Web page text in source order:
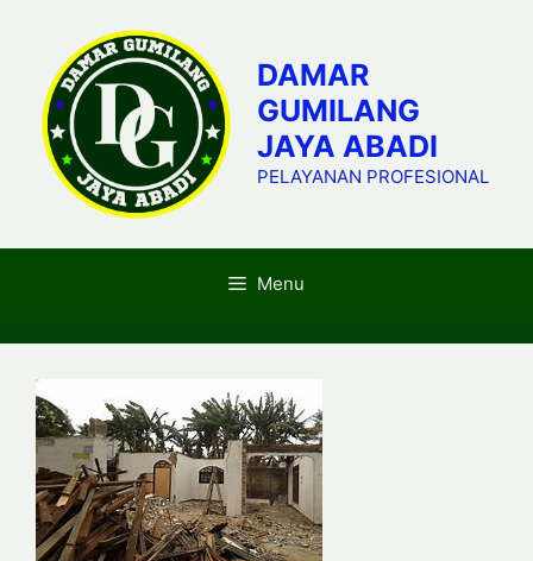
content
DAMAR
GUMILANG
JAYA ABADI
PELAYANAN PROFESIONAL
Menu